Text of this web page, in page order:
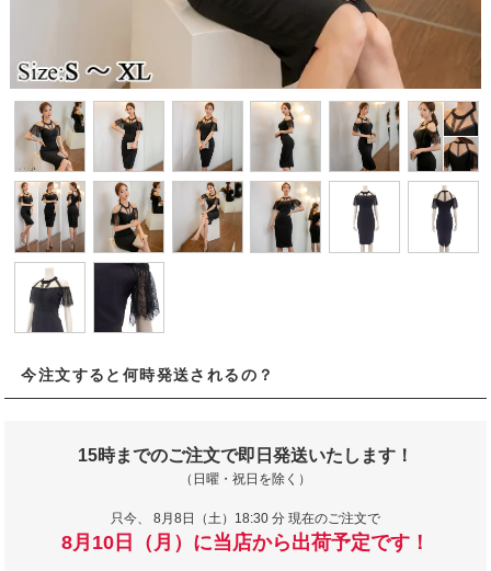
今注文すると何時発送されるの？
15時までのご注文で即日発送いたします！
（日曜・祝日を除く）
只今、 8月8日（土）18:30 分 現在のご注文で
8月10日（月）に当店から出荷予定です！